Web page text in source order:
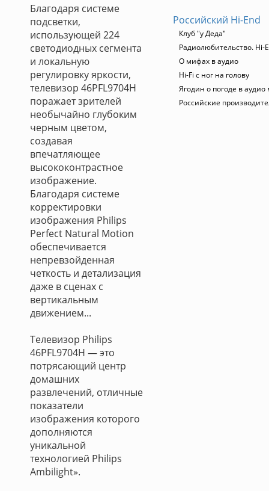
Благодаря системе
подсветки,
использующей 224
светодиодных сегмента
и локальную
регулировку яркости,
телевизор 46PFL9704H
поражает зрителей
необычайно глубоким
черным цветом,
создавая
впечатляющее
высококонтрастное
изображение.
Благодаря системе
корректировки
изображения Philips
Perfect Natural Motion
обеспечивается
непревзойденная
четкость и детализация
даже в сценах с
вертикальным
движением...
Телевизор Philips
46PFL9704H — это
потрясающий центр
домашних
развлечений, отличные
показатели
изображения которого
дополняются
уникальной
технологией Philips
Ambilight».
Российский Hi-End
Клуб "у Деда"
Радиолюбительство. Hi-
О мифах в аудио
Hi-Fi с ног на голову
Ягодин о погоде в аудио
Российские